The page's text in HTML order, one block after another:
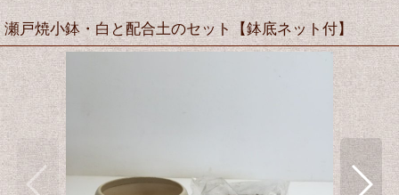
瀬戸焼小鉢・白と配合土のセット【鉢底ネット付】